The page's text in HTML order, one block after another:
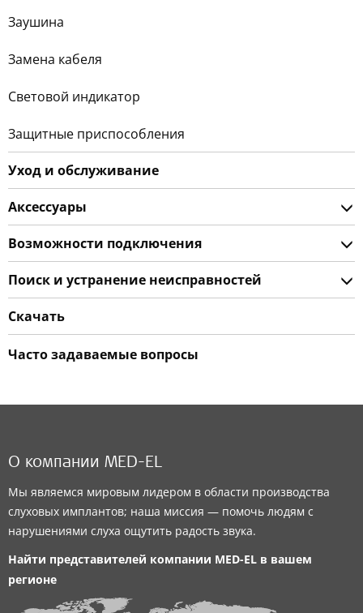
Заушина
Замена кабеля
Световой индикатор
Защитные приспособления
Уход и обслуживание
Аксессуары
Возможности подключения
Поиск и устранение неисправностей
Скачать
Часто задаваемые вопросы
О компании MED-EL
Мы являемся мировым лидером в области производства
слуховых имплантов; наша миссия — помочь людям с
нарушениями слуха ощутить радость звука.
Найти представителей компании MED-EL в вашем
регионе